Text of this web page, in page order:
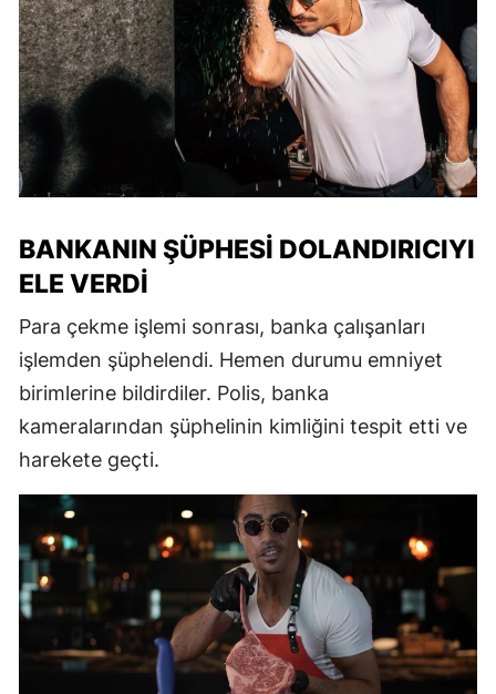
BANKANIN ŞÜPHESI DOLANDIRICIYI
ELE VERDI
Para çekme işlemi sonrası, banka çalışanları
işlemden şüphelendi. Hemen durumu emniyet
birimlerine bildirdiler. Polis, banka
kameralarından şüphelinin kimliğini tespit etti ve
harekete geçti.